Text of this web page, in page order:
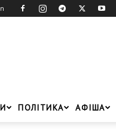
ПОЛІТИКА АФІША